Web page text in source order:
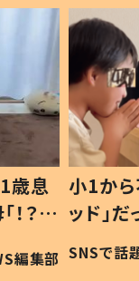
歳息
？」
編集部
小1から
ッド」
作り
#令和の
SNSで話